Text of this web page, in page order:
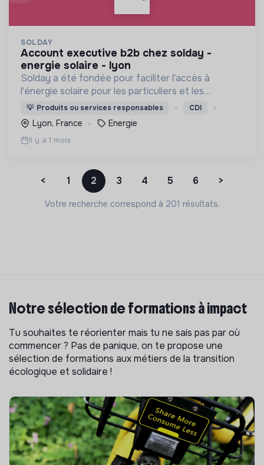
SOLDAY
account executive b2b chez solday -
energie solaire - lyon
Solday a été fondée pour faciliter l'accès à
l'énergie solaire pour les particuliers et les
professionnels.
💡 Produits ou services responsables CDI
Lyon, France Energie
Il y a 1 mois
< 1 2 3 4 5 6 >
Votre recherche correspond à 201 résultats.
Notre sélection de formations à impact
Tu souhaites te réorienter mais tu ne sais pas par où
commencer ? Pas de panique, on te propose une
sélection de formations aux métiers de la transition
écologique et solidaire !